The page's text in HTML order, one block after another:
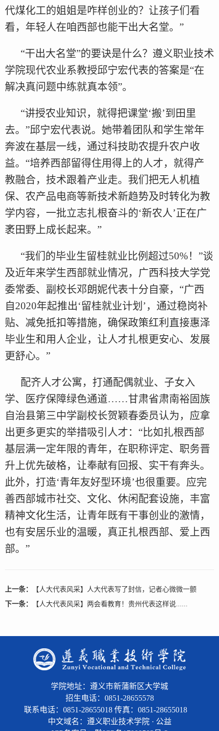
代煤化工的姐姐是咋样创业的？让孩子们看
看，年轻人在咱西部也能干出大名堂。”
“干出大名堂”的要诀是什么？遵义职业技术
学院现代农业系教授邱宁宏代表的答案是“在
解决真问题中练就真本领”。
“讲授农业知识，就得把课堂‘搬’到田里
去。”邱宁宏代表说。她带着团队和学生常年
奔波在基层一线，通过科技助农提升农户收
益。“培养西部留得住用得上的人才，就得产
教融合，技术跟着产业走。我们把无人机植
保、农产品电商等新技术新趋势及时转化为教
学内容，一批立志扎根奋斗的‘新农人’正在广
袤田野上成长起来。”
“我们的毕业生留桂就业比例超过50%！”谈
及近年来学生西部就业情况，广西科技大学党
委常委、副校长邓朗妮代表十分自豪，“广西
自2020年起推出‘留桂就业计划’，通过稳岗补
贴、减免抵扣等措施，确保政策红利直接惠泽
毕业生和用人企业，让人才扎根更安心、发展
更舒心。”
配齐人才公寓，打通配偶就业、子女入
学、医疗保障绿色通道……甘肃省肃南裕固族
自治县第三中学副校长贺颖春委员认为，应拿
出更多更实的举措吸引人才：“比如扎根西部
基层满一定年限的青年，在职称评定、职务晋
升上优先破格，让奉献有回报、实干有奔头。
此外，打造‘青年友好型环境’也很重要。应完
善西部城市社交、文化、休闲配套设施，丰富
精神文化生活，让青年既有干事创业的激情，
也有安居乐业的温暖，真正扎根西部、爱上西
部。”
上一条：
【人大代表风采】人大代表写了封信，记者心微微一颤
下一条：
【人大代表风采】两会看教育！贵州代表这样说......
学院地址：遵义市新蒲新区大学城
招生电话：0851-28655578
联系电话：0851-28655018 传真：0851-28655018
中文域名：遵义职业技术学院 · 公益